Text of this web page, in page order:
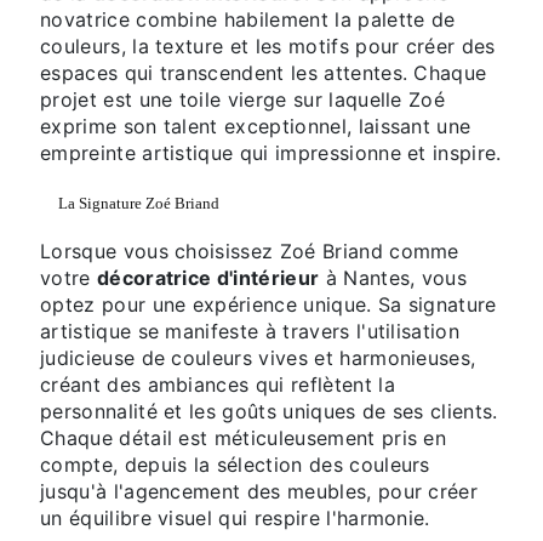
novatrice combine habilement la palette de
couleurs, la texture et les motifs pour créer des
espaces qui transcendent les attentes. Chaque
projet est une toile vierge sur laquelle Zoé
exprime son talent exceptionnel, laissant une
empreinte artistique qui impressionne et inspire.
La Signature Zoé Briand
Lorsque vous choisissez Zoé Briand comme
votre décoratrice d'intérieur à Nantes, vous
optez pour une expérience unique. Sa signature
artistique se manifeste à travers l'utilisation
judicieuse de couleurs vives et harmonieuses,
créant des ambiances qui reflètent la
personnalité et les goûts uniques de ses clients.
Chaque détail est méticuleusement pris en
compte, depuis la sélection des couleurs
jusqu'à l'agencement des meubles, pour créer
un équilibre visuel qui respire l'harmonie.